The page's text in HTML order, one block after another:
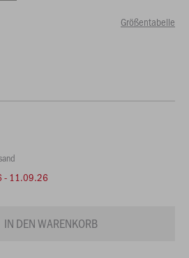
Größentabelle
- 11.09.26
IN DEN WARENKORB